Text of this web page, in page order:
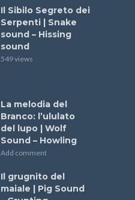
Il Sibilo Segreto dei
Serpenti | Snake
sound – Hissing
sound
549 views
La melodia del
Branco: l’ululato
del lupo | Wolf
Sound – Howling
Add comment
Il grugnito del
maiale | Pig Sound